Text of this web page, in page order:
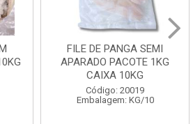
FILE DE PANGA SEMI
APARADO PACOTE 1KG
CAIXA 10KG
Código: 20019
Embalagem: KG/10